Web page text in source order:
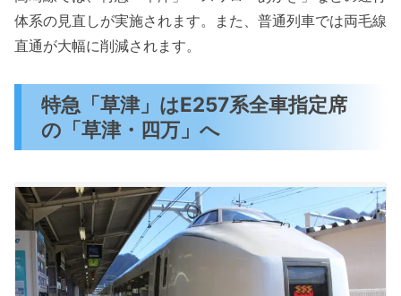
体系の見直しが実施されます。また、普通列車では両毛線
直通が大幅に削減されます。
特急「草津」はE257系全車指定席
の「草津・四万」へ